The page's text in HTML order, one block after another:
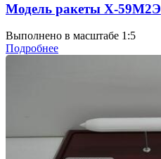
Модель ракеты Х-59М2Э
Выполнено в масштабе 1:5
Подробнее